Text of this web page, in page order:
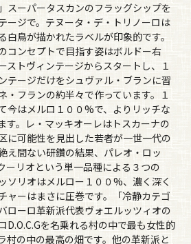
スーパータスカンのフラッグシップを
ージで。テヌータ・デ・トリノーロは
白鳥が描かれたラベルが印象的です。
コンセプトで目指す姿はボルドー右
ストヴィンテージからスタートし、１
テージだけをシュヴァル・ブランに習
・フランの約半々で作っています。１
今はメルロ１００%で、よりリッチな
す。レ・マッキオーレはトスカーナの
に可能性を見出した若者が一世一代の
え間ない研鑽の結果、パレオ・ロッ
ーリオという単一品種による３つの
ソリオはメルロー１００%、濃く深く
ャーはまさに圧巻です。「冷静カテゴ
ローロ革新派代表ヴォエルッツィオの
D.O.C.Gを名乗れる村の中で最も女性的
村の中の最高の畑です。他の革新派と